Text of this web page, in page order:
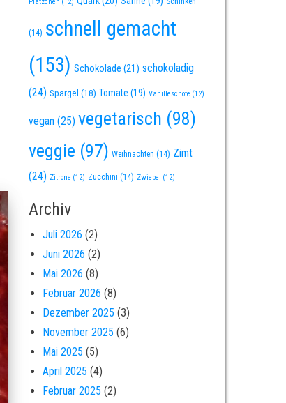
(14) schnell gemacht
(153) Schokolade (21) schokoladig
(24) Spargel (18) Tomate (19) Vanilleschote (12)
vegan(25) vegetarisch (98)
veggie (97) Weihnachten (14) Zimt
(24) Zitrone (12) Zucchini (14) Zwiebel (12)
Archiv
Juli 2026 (2)
Juni 2026 (2)
Mai 2026 (8)
Februar 2026 (8)
Dezember 2025 (3)
November 2025 (6)
Mai 2025 (5)
April 2025 (4)
Februar 2025 (2)